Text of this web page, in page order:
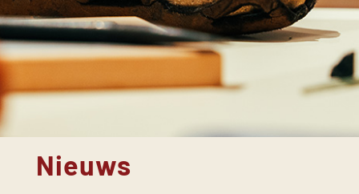
Nieuws